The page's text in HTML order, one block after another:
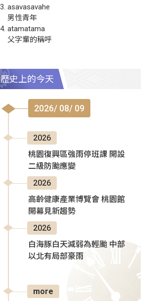
asavasavahe
男性青年
atamatama
父字輩的稱呼
歷史上的今天
2026/ 08/ 09
2026
桃園復興區強雨停班課 開設
二級防颱應變
2026
高齡健康產業博覽會 桃園館
開幕見新趨勢
2026
白海豚白天減弱為輕颱 中部
以北有局部豪雨
more